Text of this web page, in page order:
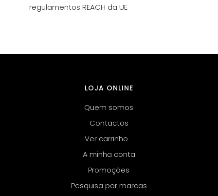
regulamentos REACH da UE
LOJA ONLINE
Quem somos
Contactos
Ver carrinho
A minha conta
Promoções
Pesquisa por marcas